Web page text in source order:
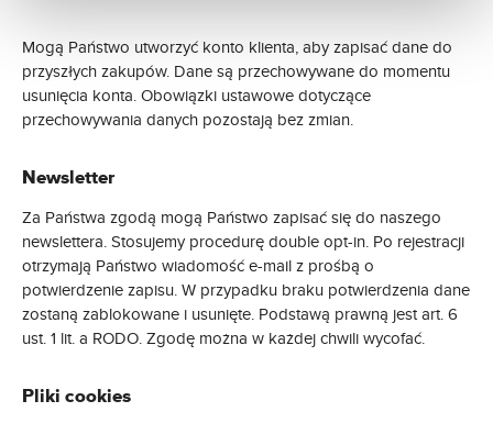
Mogą Państwo utworzyć konto klienta, aby zapisać dane do
przyszłych zakupów. Dane są przechowywane do momentu
usunięcia konta. Obowiązki ustawowe dotyczące
przechowywania danych pozostają bez zmian.
Newsletter
Za Państwa zgodą mogą Państwo zapisać się do naszego
newslettera. Stosujemy procedurę double opt-in. Po rejestracji
otrzymają Państwo wiadomość e-mail z prośbą o
potwierdzenie zapisu. W przypadku braku potwierdzenia dane
zostaną zablokowane i usunięte. Podstawą prawną jest art. 6
ust. 1 lit. a RODO. Zgodę można w każdej chwili wycofać.
Pliki cookies